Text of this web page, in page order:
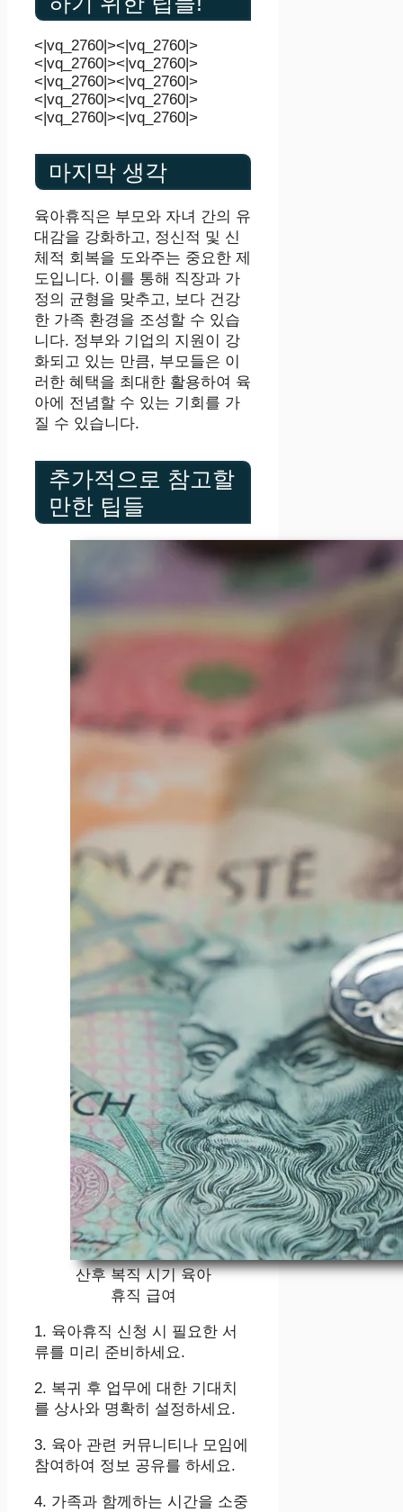
<|vq_2760|><|vq_2760|>
<|vq_2760|><|vq_2760|>
<|vq_2760|><|vq_2760|>
<|vq_2760|><|vq_2760|>
<|vq_2760|><|vq_2760|>
마지막 생각
육아휴직은 부모와 자녀 간의 유
대감을 강화하고, 정신적 및 신
체적 회복을 도와주는 중요한 제
도입니다. 이를 통해 직장과 가
정의 균형을 맞추고, 보다 건강
한 가족 환경을 조성할 수 있습
니다. 정부와 기업의 지원이 강
화되고 있는 만큼, 부모들은 이
러한 혜택을 최대한 활용하여 육
아에 전념할 수 있는 기회를 가
질 수 있습니다.
추가적으로 참고할
만한 팁들
산후 복직 시기 육아
휴직 급여
1. 육아휴직 신청 시 필요한 서
류를 미리 준비하세요.
2. 복귀 후 업무에 대한 기대치
를 상사와 명확히 설정하세요.
3. 육아 관련 커뮤니티나 모임에
참여하여 정보 공유를 하세요.
4. 가족과 함께하는 시간을 소중